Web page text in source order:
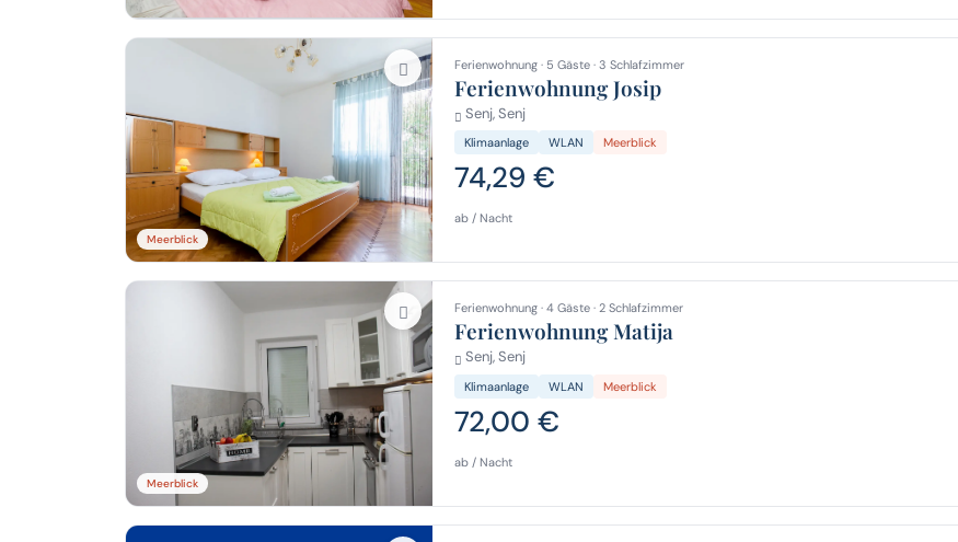
Meerblick
Ferienwohnung · 5 Gäste · 3 Schlafzimmer
Ferienwohnung Josip
Senj, Senj
Klimaanlage WLAN Meerblick
74,29 €
ab / Nacht
Meerblick
Ferienwohnung · 4 Gäste · 2 Schlafzimmer
Ferienwohnung Matija
Senj, Senj
Klimaanlage WLAN Meerblick
72,00 €
ab / Nacht